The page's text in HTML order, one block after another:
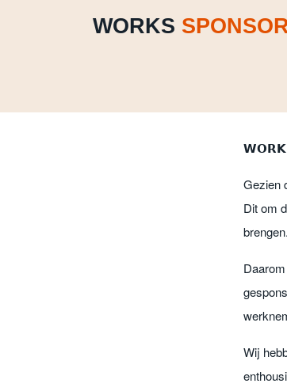
WORKS
Gezien
Dit om
brengen.
Wij